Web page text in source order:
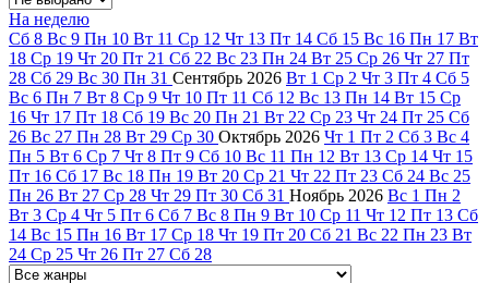
На неделю
Сб 8 Вс 9 Пн 10 Вт 11 Ср 12 Чт 13 Пт 14 Сб 15 Вс 16 Пн 17 Вт
18 Ср 19 Чт 20 Пт 21 Сб 22 Вс 23 Пн 24 Вт 25 Ср 26 Чт 27 Пт
28 Сб 29 Вс 30 Пн 31 Сентябрь 2026 Вт 1 Ср 2 Чт 3 Пт 4 Сб 5
Вс 6 Пн 7 Вт 8 Ср 9 Чт 10 Пт 11 Сб 12 Вс 13 Пн 14 Вт 15 Ср
16 Чт 17 Пт 18 Сб 19 Вс 20 Пн 21 Вт 22 Ср 23 Чт 24 Пт 25 Сб
26 Вс 27 Пн 28 Вт 29 Ср 30 Октябрь 2026 Чт 1 Пт 2 Сб 3 Вс 4
Пн 5 Вт 6 Ср 7 Чт 8 Пт 9 Сб 10 Вс 11 Пн 12 Вт 13 Ср 14 Чт 15
Пт 16 Сб 17 Вс 18 Пн 19 Вт 20 Ср 21 Чт 22 Пт 23 Сб 24 Вс 25
Пн 26 Вт 27 Ср 28 Чт 29 Пт 30 Сб 31 Ноябрь 2026 Вс 1 Пн 2
Вт 3 Ср 4 Чт 5 Пт 6 Сб 7 Вс 8 Пн 9 Вт 10 Ср 11 Чт 12 Пт 13 Сб
14 Вс 15 Пн 16 Вт 17 Ср 18 Чт 19 Пт 20 Сб 21 Вс 22 Пн 23 Вт
24 Ср 25 Чт 26 Пт 27 Сб 28